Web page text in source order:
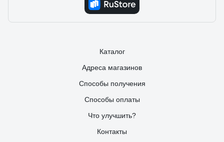
Каталог
Адреса магазинов
Способы получения
Способы оплаты
Что улучшить?
Контакты